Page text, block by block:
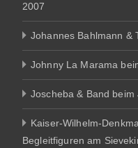
2007
Johannes Bahlmann &
Johnny La Marama
Joscheba & Band
Kaiser-Wilhelm-
Begleitfiguren am